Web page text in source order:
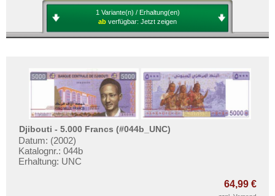
1 Variante(n) / Erhaltung(en)
ab verfügbar: Jetzt zeigen
Djibouti - 5.000 Francs (#044b_UNC)
Datum: (2002)
Katalognr.: 044b
Erhaltung: UNC
64,99 €